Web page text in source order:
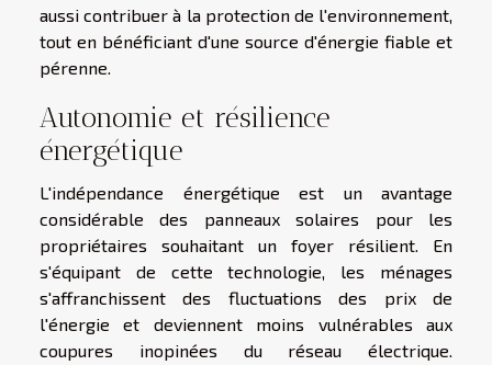
aussi contribuer à la protection de l'environnement,
tout en bénéficiant d'une source d'énergie fiable et
pérenne.
Autonomie et résilience
énergétique
L'indépendance énergétique est un avantage
considérable des panneaux solaires pour les
propriétaires souhaitant un foyer résilient. En
s'équipant de cette technologie, les ménages
s'affranchissent des fluctuations des prix de
l'énergie et deviennent moins vulnérables aux
coupures inopinées du réseau électrique.